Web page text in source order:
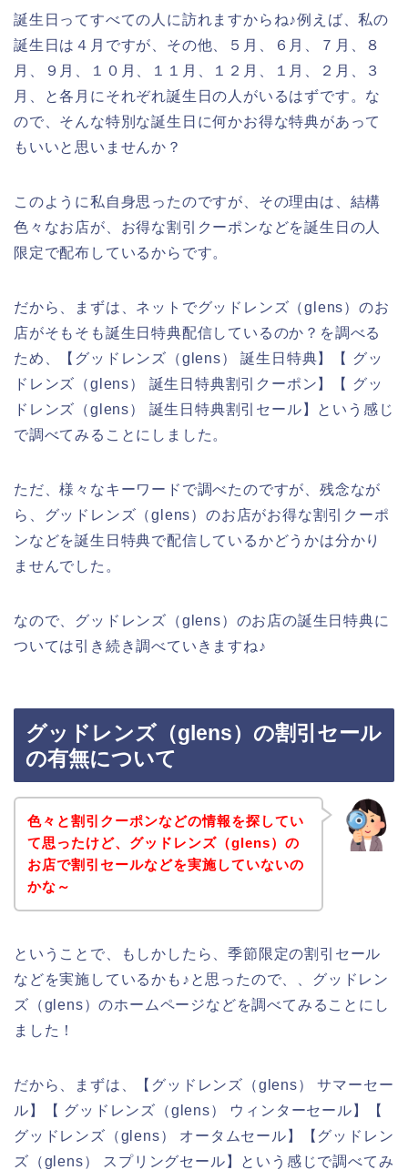
誕生日ってすべての人に訪れますからね♪例えば、私の
誕生日は４月ですが、その他、５月、６月、７月、８
月、９月、１０月、１１月、１２月、１月、２月、３
月、と各月にそれぞれ誕生日の人がいるはずです。な
ので、そんな特別な誕生日に何かお得な特典があって
もいいと思いませんか？
このように私自身思ったのですが、その理由は、結構
色々なお店が、お得な割引クーポンなどを誕生日の人
限定で配布しているからです。
だから、まずは、ネットでグッドレンズ（glens）のお
店がそもそも誕生日特典配信しているのか？を調べる
ため、【グッドレンズ（glens） 誕生日特典】【 グッ
ドレンズ（glens） 誕生日特典割引クーポン】【 グッ
ドレンズ（glens） 誕生日特典割引セール】という感じ
で調べてみることにしました。
ただ、様々なキーワードで調べたのですが、残念なが
ら、グッドレンズ（glens）のお店がお得な割引クーポ
ンなどを誕生日特典で配信しているかどうかは分かり
ませんでした。
なので、グッドレンズ（glens）のお店の誕生日特典に
ついては引き続き調べていきますね♪
グッドレンズ（glens）の割引セール
の有無について
色々と割引クーポンなどの情報を探してい
て思ったけど、グッドレンズ（glens）の
お店で割引セールなどを実施していないの
かな～
ということで、もしかしたら、季節限定の割引セール
などを実施しているかも♪と思ったので、、グッドレン
ズ（glens）のホームページなどを調べてみることにし
ました！
だから、まずは、【グッドレンズ（glens） サマーセー
ル】【 グッドレンズ（glens） ウィンターセール】【
グッドレンズ（glens） オータムセール】【グッドレン
ズ（glens） スプリングセール】という感じで調べてみ